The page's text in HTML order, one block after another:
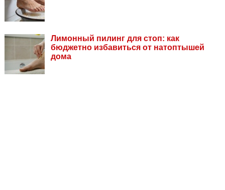
Лимонный пилинг для стоп: как
бюджетно избавиться от натоптышей
дома